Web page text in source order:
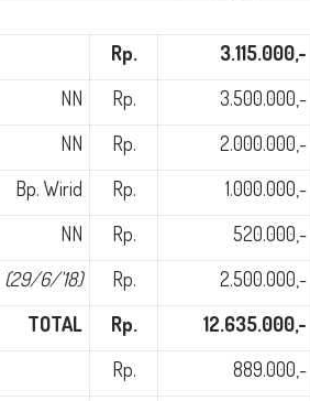
Rp. 3.115.000,-
NN Rp.
3.500.000,-
NN
Rp.
2.000.000,-
Bp. Wirid
Rp.
1.000.000,-
NN
Rp.
520.000,-
(29/6/’18) Rp.
2.500.000,-
TOTAL
Rp.
12.635.000,-
Rp.
889.000,-